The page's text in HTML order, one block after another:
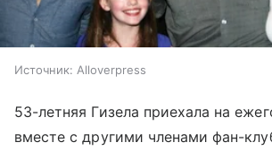
Источник: Alloverpress
53-летняя Гизела приехала на
вместе с другими членами фан-